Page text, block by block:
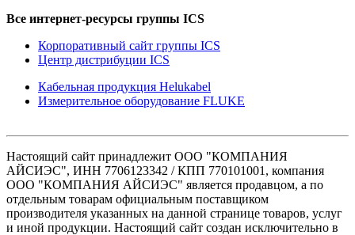
Все интернет-ресурсы группы ICS
Корпоративный сайт группы ICS
Центр дистрибуции ICS
Кабельная продукция Helukabel
Измерительное оборудование FLUKE
Настоящий сайт принадлежит ООО "КОМПАНИЯ
АЙСИЭС", ИНН 7706123342 / КПП 770101001, компания
ООО "КОМПАНИЯ АЙСИЭС" является продавцом, а по
отдельным товарам официальным поставщиком
производителя указанных на данной странице товаров, услуг
и иной продукции. Настоящий сайт создан исключительно в